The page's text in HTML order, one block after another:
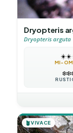
Dryopteris
Dryopteris arguta
☀️☀️
MI-
❄️❄️
🪴VIVACE